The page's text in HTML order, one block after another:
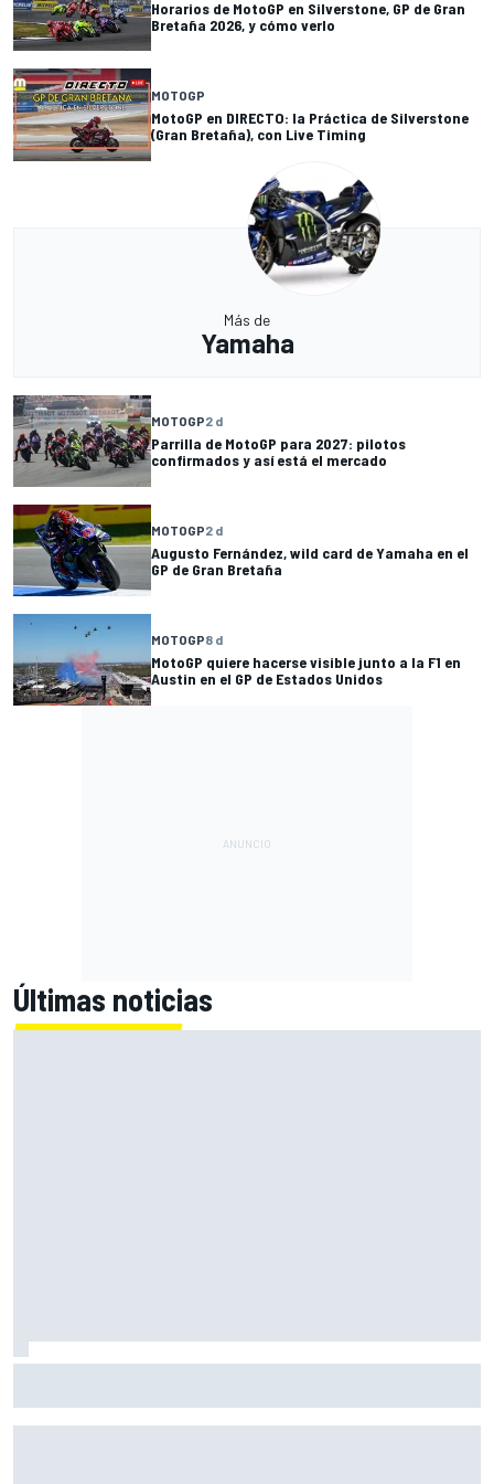
Horarios de MotoGP en Silverstone, GP de Gran
Bretaña 2026, y cómo verlo
MOTOGP
MotoGP en DIRECTO: la Práctica de Silverstone
(Gran Bretaña), con Live Timing
Más de
Yamaha
MOTOGP2 d
Parrilla de MotoGP para 2027: pilotos
confirmados y así está el mercado
MOTOGP2 d
Augusto Fernández, wild card de Yamaha en el
GP de Gran Bretaña
MOTOGP8 d
MotoGP quiere hacerse visible junto a la F1 en
Austin en el GP de Estados Unidos
Últimas noticias